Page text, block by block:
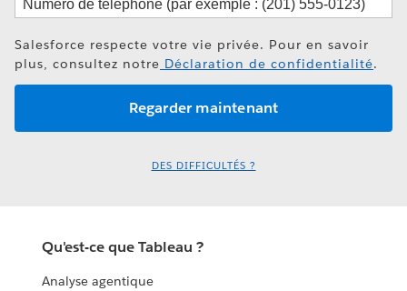
Salesforce respecte votre vie privée. Pour en savoir
plus, consultez notre Déclaration de confidentialité.
DES DIFFICULTÉS ?
Qu'est-ce que Tableau ?
Analyse agentique